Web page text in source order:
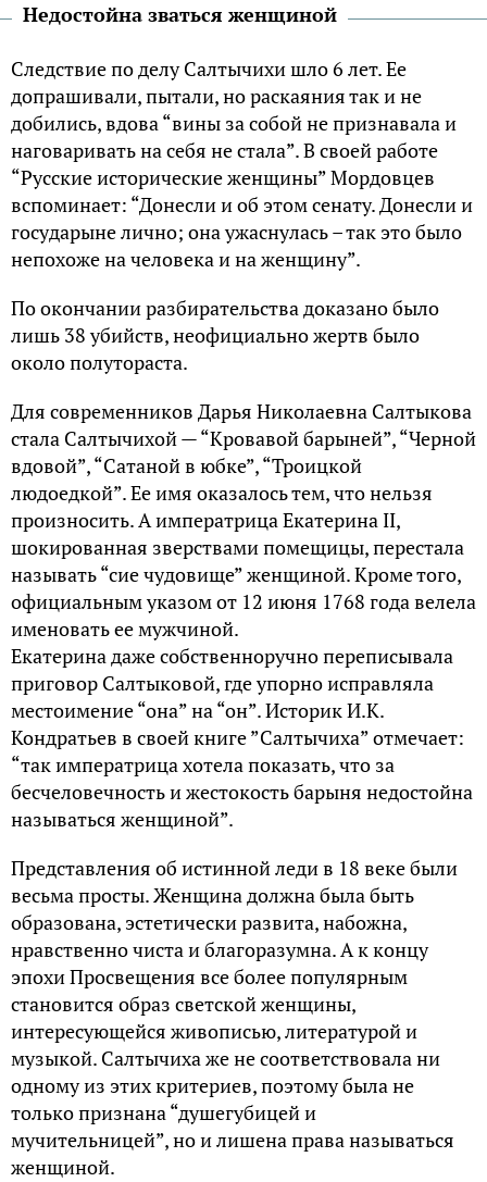
Недостойна зваться женщиной
Следствие по делу Салтычихи шло 6 лет. Ее
допрашивали, пытали, но раскаяния так и не
добились, вдова “вины за собой не признавала и
наговаривать на себя не стала”. В своей работе
“Русские исторические женщины” Мордовцев
вспоминает: “Донесли и об этом сенату. Донесли и
государыне лично; она ужаснулась – так это было
непохоже на человека и на женщину”.
По окончании разбирательства доказано было
лишь 38 убийств, неофициально жертв было
около полутораста.
Для современников Дарья Николаевна Салтыкова
стала Салтычихой — “Кровавой барыней”, “Черной
вдовой”, “Сатаной в юбке”, “Троицкой
людоедкой”. Ее имя оказалось тем, что нельзя
произносить. А императрица Екатерина II,
шокированная зверствами помещицы, перестала
называть “сие чудовище” женщиной. Кроме того,
официальным указом от 12 июня 1768 года велела
именовать ее мужчиной.
Екатерина даже собственноручно переписывала
приговор Салтыковой, где упорно исправляла
местоимение “она” на “он”. Историк И.К.
Кондратьев в своей книге ”Салтычиха” отмечает:
“так императрица хотела показать, что за
бесчеловечность и жестокость барыня недостойна
называться женщиной”.
Представления об истинной леди в 18 веке были
весьма просты. Женщина должна была быть
образована, эстетически развита, набожна,
нравственно чиста и благоразумна. А к концу
эпохи Просвещения все более популярным
становится образ светской женщины,
интересующейся живописью, литературой и
музыкой. Салтычиха же не соответствовала ни
одному из этих критериев, поэтому была не
только признана “душегубицей и
мучительницей”, но и лишена права называться
женщиной.